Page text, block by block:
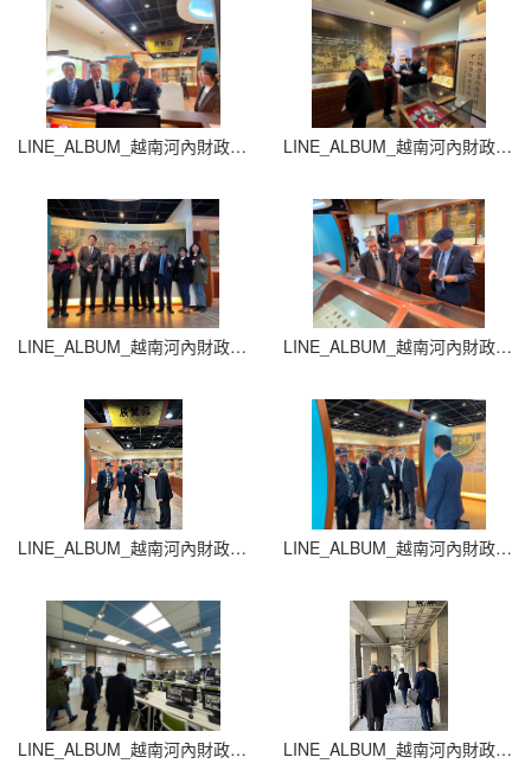
LINE_ALBUM_越南河內財政銀行大學_250709_21 LINE_ALBUM_越南河內財政銀行大學_250709_20
LINE_ALBUM_越南河內財政銀行大學_250709_19 LINE_ALBUM_越南河內財政銀行大學_250709_18
LINE_ALBUM_越南河內財政銀行大學_250709_17 LINE_ALBUM_越南河內財政銀行大學_250709_16
LINE_ALBUM_越南河內財政銀行大學_250709_15 LINE_ALBUM_越南河內財政銀行大學_250709_14